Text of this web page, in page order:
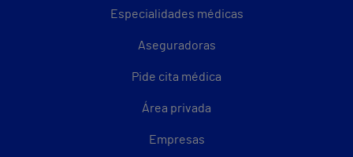
Especialidades médicas
Aseguradoras
Pide cita médica
Área privada
Empresas